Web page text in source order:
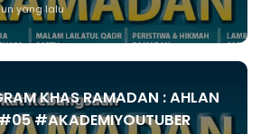
yang lalu
KHAS RAMADAN : AHLAN
#AKADEMIYOUTUBER